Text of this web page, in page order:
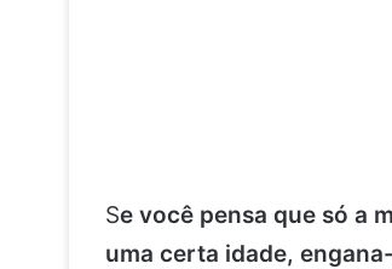
Se você pensa que só a
uma certa idade,